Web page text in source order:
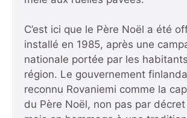
C’est ici que le Père Noël a été
installé en 1985, après une
nationale portée par les
région. Le gouvernement
reconnu Rovaniemi comme la
du Père Noël, non pas par